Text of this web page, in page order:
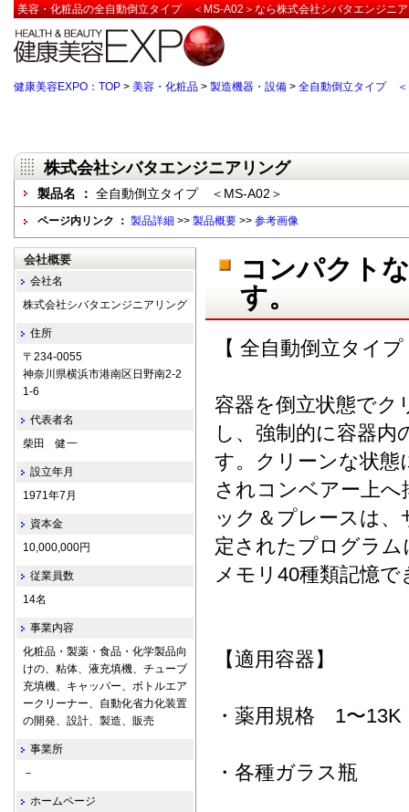
美容・化粧品の全自動倒立タイプ ＜MS-A02＞なら株式会社シバタエンジニ
健康美容EXPO：TOP > 美容・化粧品 > 製造機器・設備 > 全自動倒立タイプ ＜
株式会社シバタエンジニアリング
製品名 ： 全自動倒立タイプ ＜MS-A02＞
ページ内リンク ： 製品詳細 >> 製品概要 >> 参考画像
コンパクト
す。
【 全自動倒立タイ
容器を倒立状態でク
し、強制的に容器
す。クリーンな状態
されコンベアー上
ック＆プレースは
定されたプログラ
メモリ40種類記憶で
【適用容器】
・薬用規格 1〜13K
・各種ガラス瓶
会社概要
会社名
株式会社シバタエンジニアリング
住所
〒234-0055
神奈川県横浜市港南区日野南2-2
1-6
代表者名
柴田 健一
設立年月
1971年7月
資本金
10,000,000円
従業員数
14名
事業内容
化粧品・製薬・食品・化学製品向
けの、粘体、液充填機、チューブ
充填機、キャッパー、ボトルエア
ークリーナー、自動化省力化装置
の開発、設計、製造、販売
事業所
－
ホームページ